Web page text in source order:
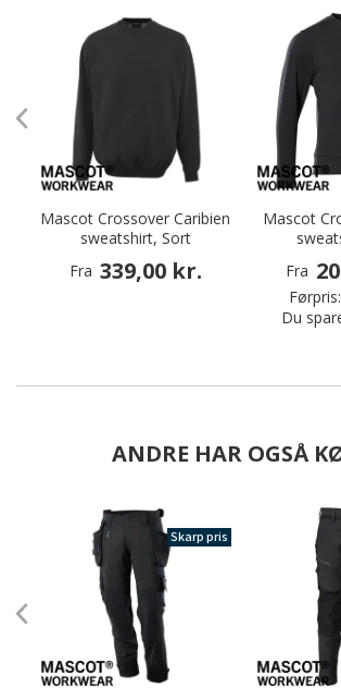
Mascot Crossover Caribien
sweatshirt, Sort
Fra 339,00 kr.
Mascot
Fra
Førpris:
Du
ANDRE HAR OGSÅ
Skarp pris